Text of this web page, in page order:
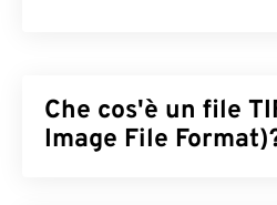
Che cos'è un file
Image File